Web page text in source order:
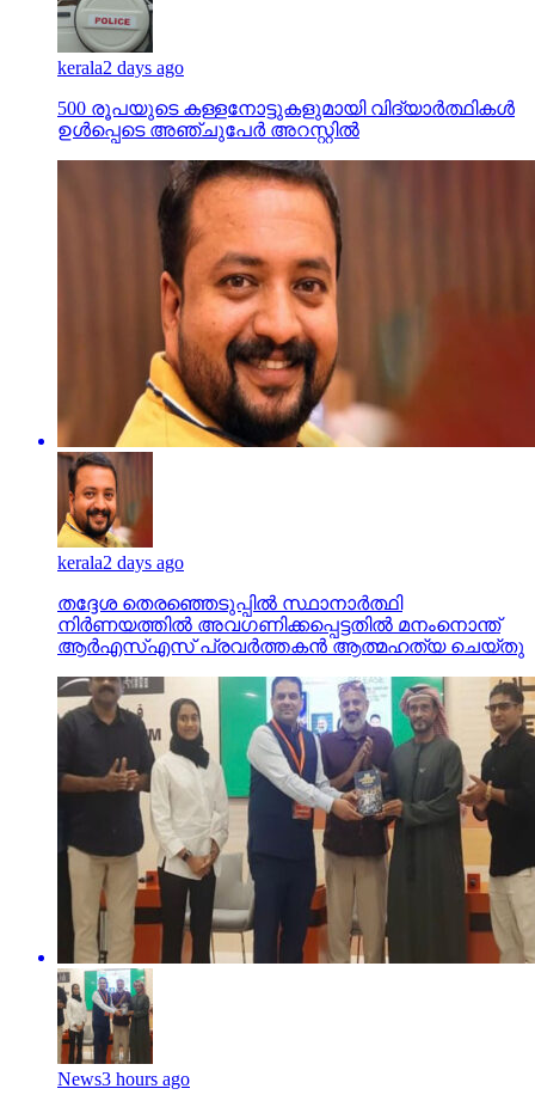
kerala2 days ago
500 രൂപയുടെ കള്ളനോട്ടുകളുമായി വിദ്യാര്‍ത്ഥികള്‍
ഉള്‍പ്പെടെ അഞ്ചുപേര്‍ അറസ്റ്റില്‍
kerala2 days ago
തദ്ദേശ തെരഞ്ഞെടുപ്പില്‍ സ്ഥാനാര്‍ത്ഥി
നിര്‍ണയത്തില്‍ അവഗണിക്കപ്പെട്ടതില്‍ മനംനൊന്ത്
ആര്‍എസ്എസ് പ്രവര്‍ത്തകന്‍ ആത്മഹത്യ ചെയ്തു
News3 hours ago